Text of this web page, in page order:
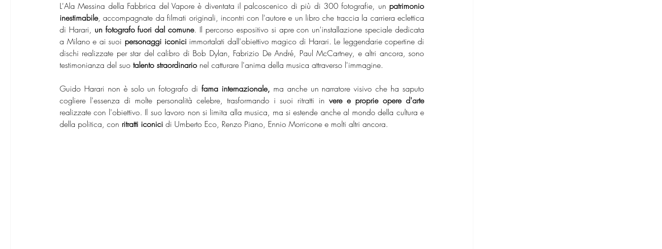
L'Ala Messina della Fabbrica del Vapore è diventata il palcoscenico di più di 300 fotografie, un patrimonio
inestimabile, accompagnate da filmati originali, incontri con l'autore e un libro che traccia la carriera eclettica
di Harari, un fotografo fuori dal comune. Il percorso espositivo si apre con un'installazione speciale dedicata
a Milano e ai suoi personaggi iconici immortalati dall'obiettivo magico di Harari. Le leggendarie copertine di
dischi realizzate per star del calibro di Bob Dylan, Fabrizio De André, Paul McCartney, e altri ancora, sono
testimonianza del suo talento straordinario nel catturare l'anima della musica attraverso l'immagine.
Guido Harari non è solo un fotografo di fama internazionale, ma anche un narratore visivo che ha saputo
cogliere l'essenza di molte personalità celebre, trasformando i suoi ritratti in vere e proprie opere d'arte
realizzate con l'obiettivo. Il suo lavoro non si limita alla musica, ma si estende anche al mondo della cultura e
della politica, con ritratti iconici di Umberto Eco, Renzo Piano, Ennio Morricone e molti altri ancora.